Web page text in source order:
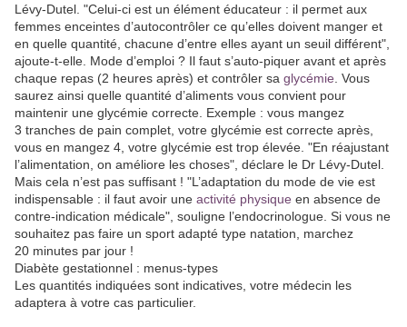
Lévy-Dutel. "Celui-ci est un élément éducateur : il permet aux
femmes enceintes d’autocontrôler ce qu’elles doivent manger et
en quelle quantité, chacune d’entre elles ayant un seuil différent",
ajoute-t-elle. Mode d’emploi ? Il faut s’auto-piquer avant et après
chaque repas (2 heures après) et contrôler sa glycémie . Vous
saurez ainsi quelle quantité d’aliments vous convient pour
maintenir une glycémie correcte. Exemple : vous mangez
3 tranches de pain complet, votre glycémie est correcte après,
vous en mangez 4, votre glycémie est trop élevée. "En réajustant
l’alimentation, on améliore les choses", déclare le Dr Lévy-Dutel.
Mais cela n’est pas suffisant ! "L’adaptation du mode de vie est
indispensable : il faut avoir une activité physique en absence de
contre-indication médicale", souligne l’endocrinologue. Si vous ne
souhaitez pas faire un sport adapté type natation, marchez
20 minutes par jour !
Diabète gestationnel : menus-types
Les quantités indiquées sont indicatives, votre médecin les
adaptera à votre cas particulier.